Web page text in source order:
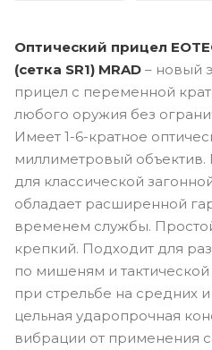
Оптический прицел
(сетка SR1) MRAD – новый
прицел с переменной
любого оружия без
Имеет 1-6-кратное
миллиметровый объектив.
для классической
обладает расширенной
временем службы.
крепкий. Подходит для
по мишеням и тактической
при стрельбе на средних
цельная ударопрочная
вибрации от применения